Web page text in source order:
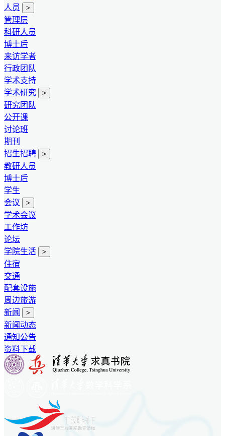
人员
>
管理层
科研人员
博士后
来访学者
行政团队
学术支持
学术研究
>
研究团队
公开课
讨论班
期刊
招生招聘
>
教研人员
博士后
学生
会议
>
学术会议
工作坊
论坛
学院生活
>
住宿
交通
配套设施
周边旅游
新闻
>
新闻动态
通知公告
资料下载